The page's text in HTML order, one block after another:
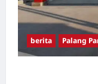
berita Palang